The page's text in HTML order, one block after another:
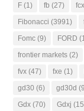
F (1) fb (27) fcx
Fibonacci (3991)
Fomc (9) FORD
frontier markets (2)
fvx (47) fxe (1)
gd30 (6) gd30d
Gdx (70) Gdxj